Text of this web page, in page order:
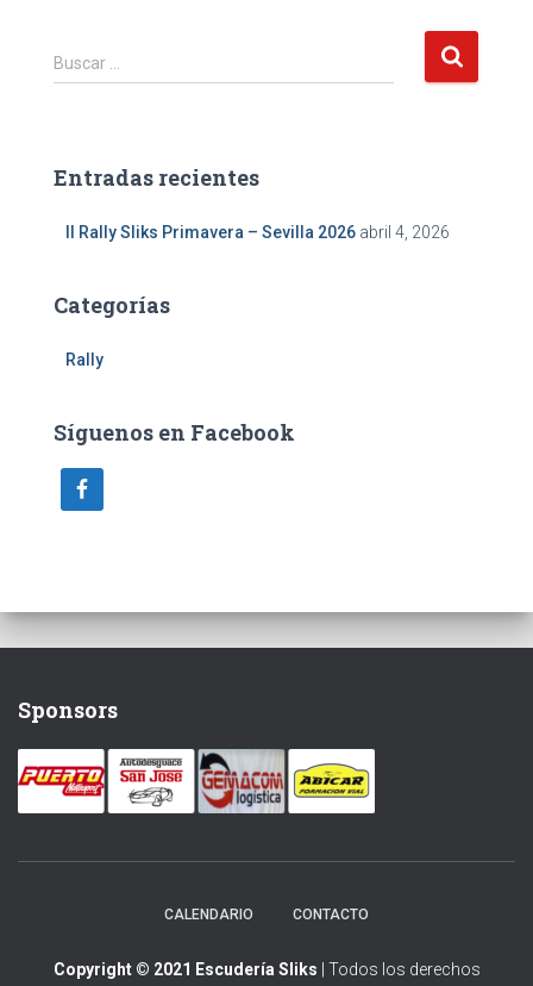
Buscar …
Entradas recientes
II Rally Sliks Primavera – Sevilla 2026 abril 4, 2026
Categorías
Rally
Síguenos en Facebook
Sponsors
CALENDARIO CONTACTO
Copyright © 2021 Escudería Sliks | Todos los derechos